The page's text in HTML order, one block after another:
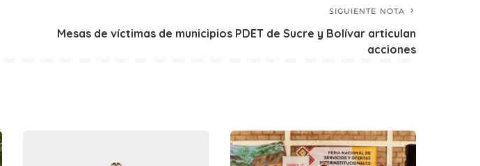
SIGUIENTE NOTA
Mesas de víctimas de municipios PDET de Sucre y Bolívar articulan
acciones